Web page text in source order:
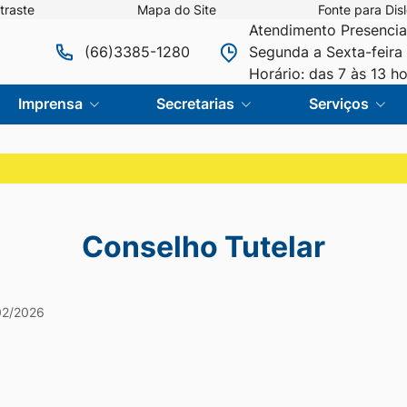
Mapa do Site Fonte para
(66)3385-1280
Atendimento
Segunda a Sexta-feira
Horário: das 7 às 13
Imprensa Secretarias Serviços
Conselho Tutelar
2026